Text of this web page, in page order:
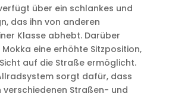
über ein schlankes und
das ihn von anderen
Klasse abhebt. Darüber
eine erhöhte Sitzposition,
auf die Straße ermöglicht.
sorgt dafür, dass
verschiedenen Straßen- und